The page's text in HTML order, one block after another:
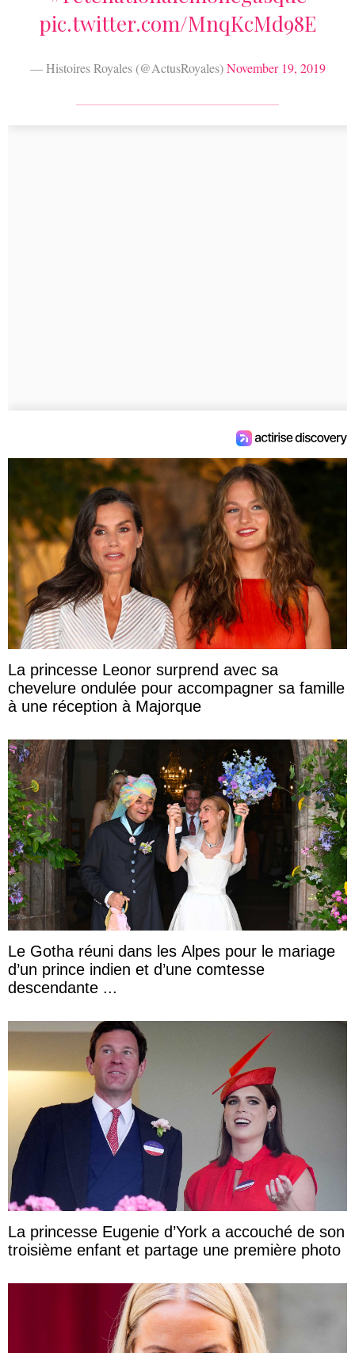
pic.twitter.com/MnqKcMd98E
— Histoires Royales (@ActusRoyales)November 19, 2019
La princesse Leonor surprend avec sa
chevelure ondulée pour accompagner sa famille
à une réception à Majorque
Le Gotha réuni dans les Alpes pour le mariage
d’un prince indien et d’une comtesse
descendante ...
La princesse Eugenie d’York a accouché de son
troisième enfant et partage une première photo